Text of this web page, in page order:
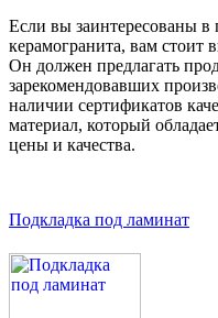
Если вы заинтересованы в
керамогранита, вам стоит
Он должен предлагать
зарекомендовавших
наличии сертификатов
материал, который
цены и качества.
Подкладка под ламинат